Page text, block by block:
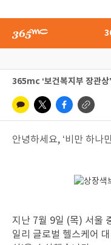
365mc ‘보건복지부 장관상
안녕하세요, ‘비만 하나
지난 7월 9일 (목) 서울
일리 글로벌 헬스케어